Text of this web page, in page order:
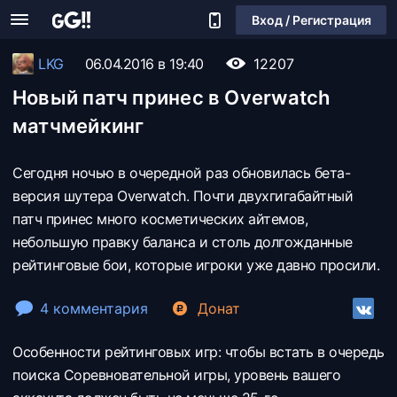
Вход / Регистрация
LKG 06.04.2016 в 19:40 12207
Новый патч принес в Overwatch
матчмейкинг
Сегодня ночью в очередной раз обновилась бета-
версия шутера Overwatch. Почти двухгигабайтный
патч принес много косметических айтемов,
небольшую правку баланса и столь долгожданные
рейтинговые бои, которые игроки уже давно просили.
4 комментария Донат
Особенности рейтинговых игр: чтобы встать в очередь
поиска Соревновательной игры, уровень вашего